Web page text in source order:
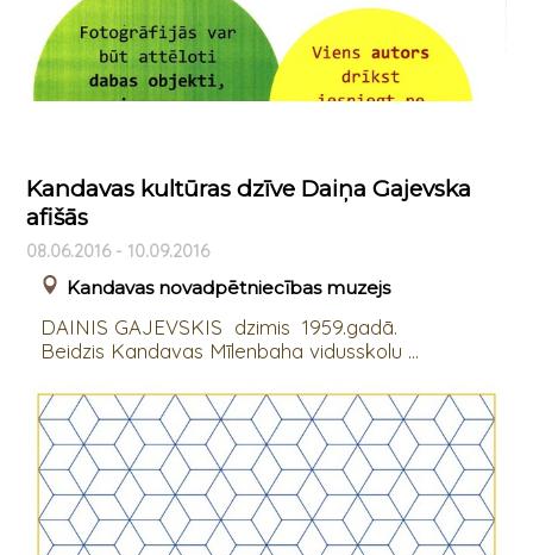
Kandavas kultūras dzīve Daiņa Gajevska
afišās
08.06.2016 - 10.09.2016
Kandavas novadpētniecības muzejs
DAINIS GAJEVSKIS dzimis 1959.gadā.
Beidzis Kandavas Mīlenbaha vidusskolu ...